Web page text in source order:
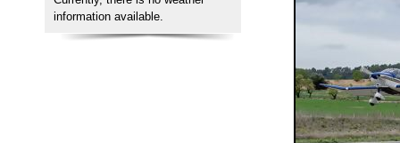
information available.